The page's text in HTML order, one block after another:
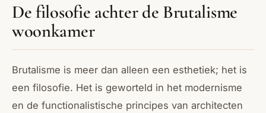
De filosofie achter de Brutalisme
woonkamer
Brutalisme is meer dan alleen een esthetiek; het is
een filosofie. Het is geworteld in het modernisme
en de functionalistische principes van architecten